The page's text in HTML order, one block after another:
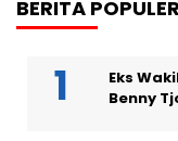
BERITA POPULER
Eks
Benny